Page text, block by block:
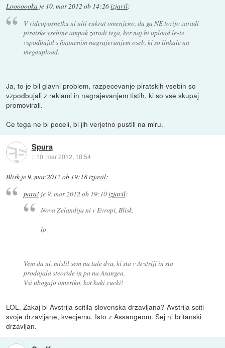
Looooooka je 10. mar 2012 ob 14:26izjavil:
V videoposnetku ni niti enkrat omenjeno, da ga NE tozijo zaradi
piratske vsebine ampak zaradi tega, ker naj bi upload le-te
vspodbujal s financnim nagrajevanjem oseb, ki so linkale na
megaupload.
Ja, to je bil glavni problem, razpecevanje piratskih vsebin so
vzpodbujali z reklami in nagrajevanjem tistih, ki so vse skupaj
promovirali.
Ce tega ne bi poceli, bi jih verjetno pustili na miru.
Spura
:: 10. mar 2012, 18:54
Blisk je9. mar 2012 ob 19:18izjavil:
para! je 9. mar 2012 ob 19:10izjavil:
Nova Zelandija ni v Evropi, Blisk.
lp
Vem da ni, mislil sem na tale dva, ki sta v Avstriji in sta
prodajala steoride in pa na Asangea.
Vsi ubogajo ameriko, kot kaki cucki!
LOL. Zakaj bi Avstrija scitila slovenska drzavljana? Avstrija sciti
svoje drzavljane, kvecjemu. Isto z Assangeom. Sej ni britanski
drzavljan.